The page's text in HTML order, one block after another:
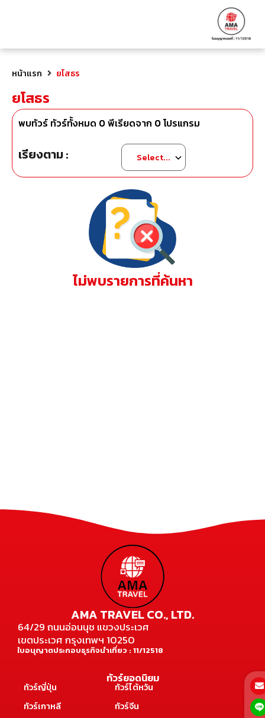
หน้าแรก ยโสธร
ยโสธร
พบทัวร์ ทัวร์ทั้งหมด 0พีเรียดจาก 0โปรแกรม
เรียงตาม :
ไม่พบรายการที่ค้นหา
AMA TRAVEL CO., LTD.
64/29 ถนนอ่อนนุช แขวงประเวศ
เขตประเวศ กรุงเทพฯ 10250
ใบอนุญาตประกอบธุรกิจนำเที่ยว : 11/12518
ทัวร์ยอดนิยม
ทัวร์ญี่ปุ่น
ทัวร์เกาหลี
ทัวร์ไต้หวัน
ทัวร์จีน